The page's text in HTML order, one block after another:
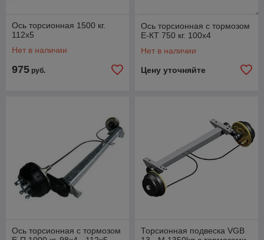
Ось торсионная 1500 кг.
112x5
Нет в наличии
975 руб.
Ось торсионная с тормозом
Е-КТ 750 кг. 100x4
Нет в наличии
Цену уточняйте
Ось торсионная с тормозом
Торсионная подвеска VGB